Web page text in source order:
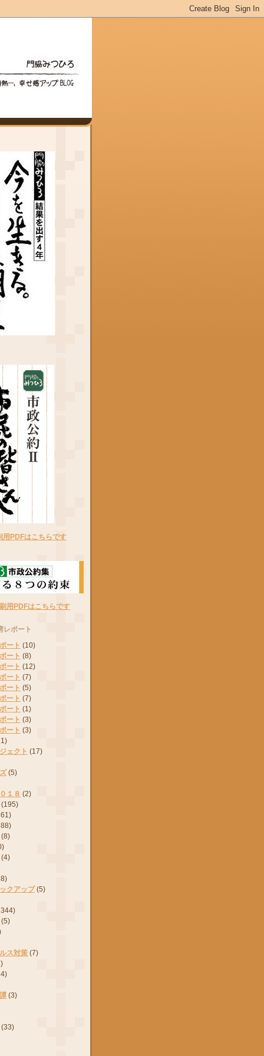
用PDFはこちらです
用PDFはこちらです
レポート
ート (10)
ート (8)
ート (12)
ート (7)
ート (5)
ート (7)
ート (1)
ート (3)
ート (3)
ェクト (17)
(5)
１８ (2)
(195)
(8)
(4)
クアップ (5)
(5)
ス対策 (7)
(3)
(33)